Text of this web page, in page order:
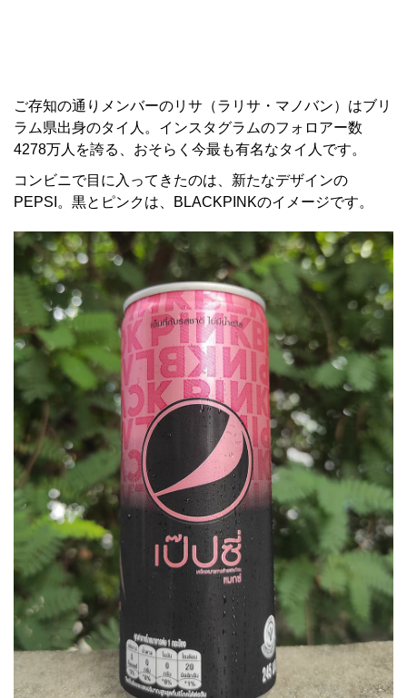
ご存知の通りメンバーのリサ（ラリサ・マノバン）はブリ
ラム県出身のタイ人。インスタグラムのフォロアー数
4278万人を誇る、おそらく今最も有名なタイ人です。
コンビニで目に入ってきたのは、新たなデザインの
PEPSI。黒とピンクは、BLACKPINKのイメージです。